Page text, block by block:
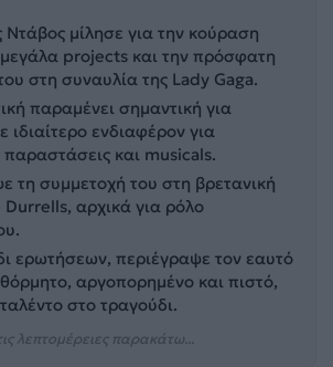
Ντάβος μίλησε για την κούραση
projects και την πρόσφατη
στη συναυλία της Lady Gaga.
παραμένει σημαντική για
ιδιαίτερο ενδιαφέρον για
παραστάσεις και musicals.
τη συμμετοχή του στη βρετανική
Durrells, αρχικά για ρόλο
ερωτήσεων, περιέγραψε τον εαυτό
αργοπορημένο και πιστό,
στο τραγούδι.
λεπτομέρειες παρακάτω...